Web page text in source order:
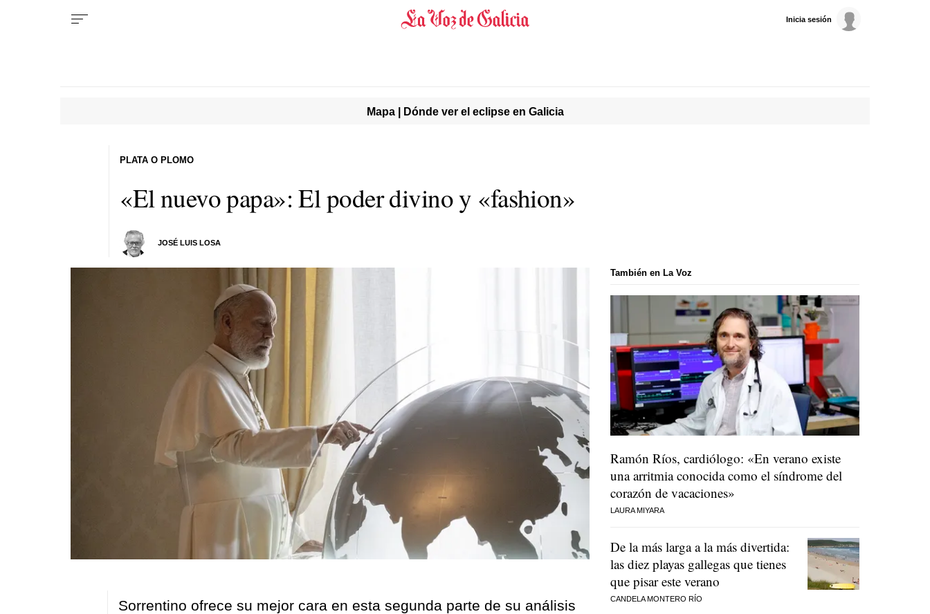
Inicia sesión
Mapa | Dónde ver el eclipse en Galicia
«El nuevo papa»: El poder divino y «fashion»
JOSÉ LUIS LOSA
PLATA O PLOMO
Sorrentino ofrece su mejor cara en esta segunda parte de su análisis
También en La Voz
Ramón Ríos, cardiólogo: «En verano existe
una arritmia conocida como el síndrome del
corazón de vacaciones»
LAURA MIYARA
De la más larga a la más divertida:
las diez playas gallegas que tienes
que pisar este verano
CANDELA MONTERO RÍO